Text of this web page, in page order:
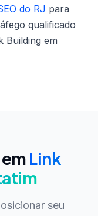
do RJ para
qualificado
Building em
Link
seu